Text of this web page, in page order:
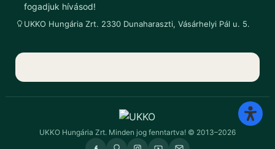
fogadjuk hívásod!
UKKO Hungária Zrt. 2330 Dunaharaszti, Vásárhelyi Pál u. 5.
UKKO Hungária Zrt. Minden jog fenntartva! © 2013–2026